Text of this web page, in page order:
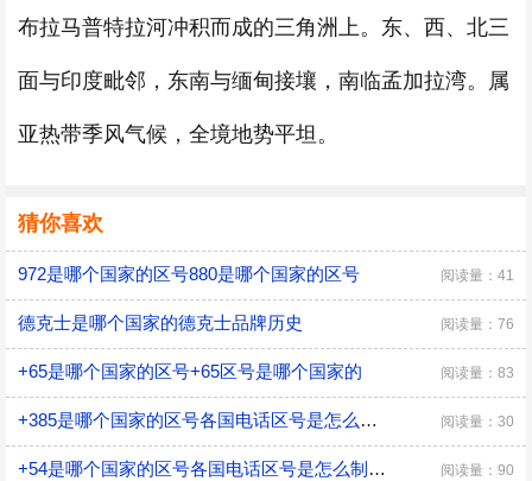
布拉马普特拉河冲积而成的三角洲上。东、西、北三
面与印度毗邻，东南与缅甸接壤，南临孟加拉湾。属
亚热带季风气候，全境地势平坦。
猜你喜欢
972是哪个国家的区号880是哪个国家的区号 阅读量：41
德克士是哪个国家的德克士品牌历史 阅读量：76
+65是哪个国家的区号+65区号是哪个国家的 阅读量：83
+385是哪个国家的区号各国电话区号是怎么制定的 阅读量：30
+54是哪个国家的区号各国电话区号是怎么制定的 阅读量：90